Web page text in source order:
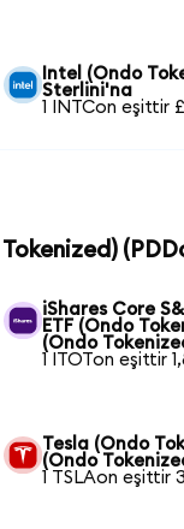
Intel (Ondo
Sterlini'na
1 INTCon eşittir
iShares Core
ETF (Ondo
(Ondo
1 ITOTon eşittir
Tesla (Ondo
(Ondo
1 TSLAon eşittir